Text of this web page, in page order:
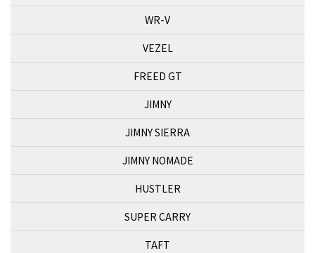
WR-V
VEZEL
FREED GT
JIMNY
JIMNY SIERRA
JIMNY NOMADE
HUSTLER
SUPER CARRY
TAFT